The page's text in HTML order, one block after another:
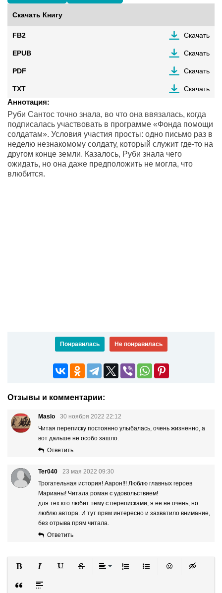
Скачать Книгу
FB2 Скачать
EPUB Скачать
PDF Скачать
TXT Скачать
Аннотация:
Руби Сантос точно знала, во что она ввязалась, когда
подписалась участвовать в программе «Фонда помощи
солдатам». Условия участия просты: одно письмо раз в
неделю незнакомому солдату, который служит где-то на
другом конце земли. Казалось, Руби знала чего
ожидать, но она даже предположить не могла, что
влюбится.
Понравилась Не понравилась
Отзывы и комментарии:
Maslo
30 ноября 2022 22:12
Читая переписку постоянно улыбалась, очень жизненно, а
вот дальше не особо зашло.
Ответить
Ter040
23 мая 2022 09:30
Трогательная история! Аарон!!! Люблю главных героев
Марианы! Читала роман с удовольствием!
для тех кто любит тему с переписками, я ее не очень, но
люблю автора. И тут прям интересно и захватило внимание,
без отрыва прям читала.
Ответить